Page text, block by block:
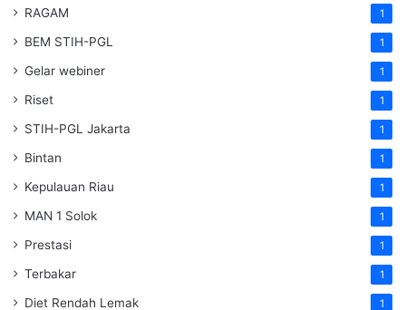
RAGAM 1
BEM STIH-PGL 1
Gelar webiner 1
Riset 1
STIH-PGL Jakarta 1
Bintan 1
Kepulauan Riau 1
MAN 1 Solok 1
Prestasi 1
Terbakar 1
Diet Rendah Lemak 1